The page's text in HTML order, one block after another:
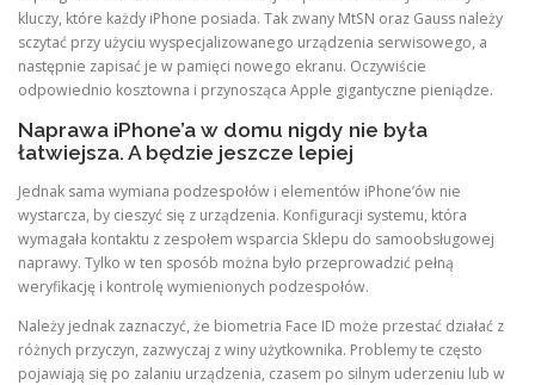
kluczy, które każdy iPhone posiada. Tak zwany MtSN oraz Gauss należy
sczytać przy użyciu wyspecjalizowanego urządzenia serwisowego, a
następnie zapisać je w pamięci nowego ekranu. Oczywiście
odpowiednio kosztowna i przynosząca Apple gigantyczne pieniądze.
Naprawa iPhone’a w domu nigdy nie była
łatwiejsza. A będzie jeszcze lepiej
Jednak sama wymiana podzespołów i elementów iPhone’ów nie
wystarcza, by cieszyć się z urządzenia. Konfiguracji systemu, która
wymagała kontaktu z zespołem wsparcia Sklepu do samoobsługowej
naprawy. Tylko w ten sposób można było przeprowadzić pełną
weryfikację i kontrolę wymienionych podzespołów.
Należy jednak zaznaczyć, że biometria Face ID może przestać działać z
różnych przyczyn, zazwyczaj z winy użytkownika. Problemy te często
pojawiają się po zalaniu urządzenia, czasem po silnym uderzeniu lub w